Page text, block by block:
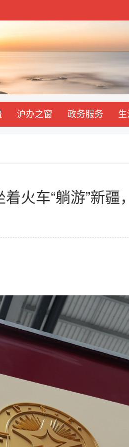
沪办之窗 政务服务
火车“躺游”新疆